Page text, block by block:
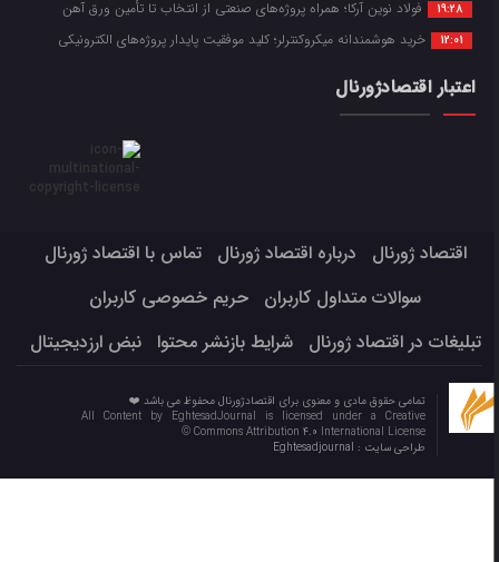
19:28 فولاد نوین آرکا؛ همراه پروژه‌های صنعتی از انتخاب تا تأمین ورق آهن
12:01 خرید هوشمندانه میکروکنترلر؛ کلید موفقیت پایدار پروژه‌های الکترونیکی
اعتبار اقتصادژورنال
اقتصاد ژورنال درباره اقتصاد ژورنال
تماس با اقتصاد ژورنال
سوالات متداول کاربران
حریم خصوصی کاربران
تبلیغات در اقتصاد ژورنال
شرایط بازنشر محتوا نبض ارزدیجیتال
تمامی حقوق مادی و معنوی برای اقتصادژورنال محفوظ می باشد ❤️
All Content by EghtesadJournal is licensed under a Creative
Commons Attribution 4.0 International License ©️
طراحی سایت :